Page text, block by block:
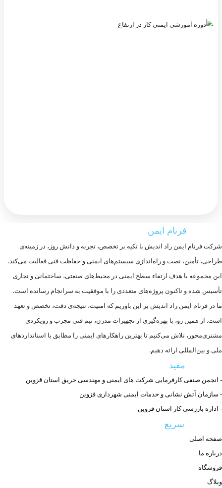
فرنام ایمن
شرکت فرنام ایمن راد اندیش با تکیه بر تخصص، تجربه و دانش روز، در زمینه‌ی
طراحی، تأمین، نصب و راه‌اندازی سیستم‌های ایمنی و حفاظت فنی فعالیت می‌کند.
این مجموعه با هدف ارتقاء سطح ایمنی در محیط‌های صنعتی، ساختمانی و تجاری
تأسیس شده و تاکنون پروژه‌های متعددی را با موفقیت به سرانجام رسانده است.
ما در فرنام ایمن راد اندیش بر این باوریم که امنیت، نتیجه‌ی دقت، تخصص و تعهد
است. از همین رو، با بهره‌گیری از تجهیزات مدرن، تیم فنی مجرب و رویکردی
مشتری‌محور، تلاش می‌کنیم تا بهترین راهکارهای ایمنی را مطابق با استانداردهای
ملی و بین‌المللی ارائه دهیم.
مفید
- انجمن صنفی کارفرمایی شرکت های ایمنی و مهندسی حریق استان قزوین
- سازمان آتش نشانی و خدمات ایمنی شهرداری قزوین
- اداره بازرسی کار استان قزوین
سریع
صفحه اصلی
درباره ما
فروشگاه
وبلاگ